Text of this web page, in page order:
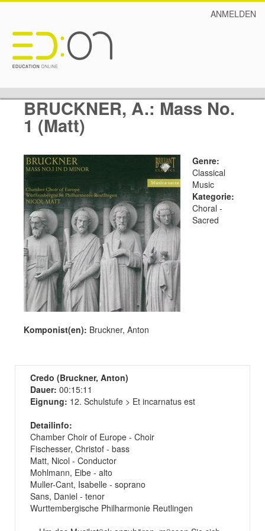
ANMELDEN
BRUCKNER, A.: Mass No.
1 (Matt)
Genre:
Classical
Music
Kategorie:
Choral -
Sacred
Komponist(en): Bruckner, Anton
Credo (Bruckner, Anton)
Dauer: 00:15:11
Eignung: 12. Schulstufe > Et incarnatus est
Detailinfo:
Chamber Choir of Europe - Choir
Fischesser, Christof - bass
Matt, Nicol - Conductor
Mohlmann, Eibe - alto
Muller-Cant, Isabelle - soprano
Sans, Daniel - tenor
Wurttembergische Philharmonie Reutlingen